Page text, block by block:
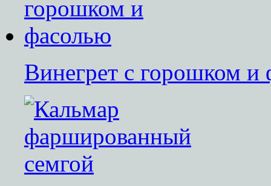
Винегрет с горошком и